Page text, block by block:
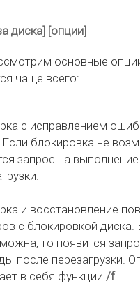
диска] [опции]
основные
чаще всего:
с исправлением
Если блокировка не
запрос на
и восстановление
с блокировкой диска.
то появится
после перезагрузки.
в себя функции/f.